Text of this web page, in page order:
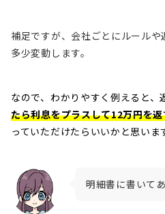
補足ですが、会社ごとにルール
多少変動します。
なので、わかりやすく例えると、
たら利息をプラスして12万円を
っていただけたらいいかと思いま
明細書に書いて